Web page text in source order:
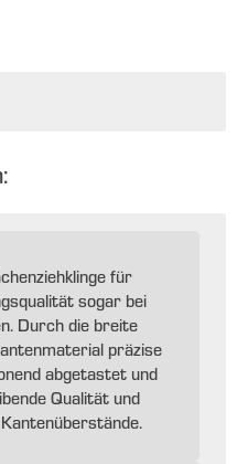
für
sogar bei
Durch die breite
präzise
abgetastet und
Qualität und